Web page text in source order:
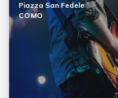
Piazza San Fedele
COMO